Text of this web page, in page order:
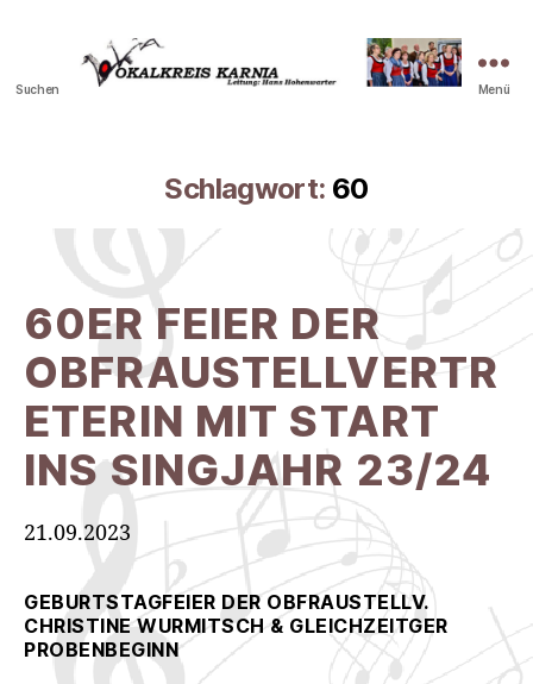
Suchen Menü
Schlagwort: 60
60ER FEIER DER
OBFRAUSTELLVERTR
ETERIN MIT START
INS SINGJAHR 23/24
21.09.2023
GEBURTSTAGFEIER DER OBFRAUSTELLV.
CHRISTINE WURMITSCH & GLEICHZEITGER
PROBENBEGINN